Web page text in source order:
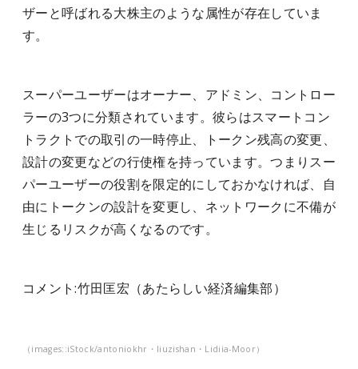
ザーと呼ばれる大株主のような属性が存在していま
す。
スーパーユーザーはオーナー、アドミン、コントロー
ラーの3つに分類されています。彼らはスマートコン
トラクトでの取引の一時停止、トークン残高の変更、
設計の変更などの行使権を持っています。つまりスー
パーユーザーの役割を限定的にしておかなければ、自
由にトークンの設計を変更し、ネットワークに不備が
生じるリスクが高くなるのです。
コメント:竹田匡宏（あたらしい経済編集部）
（ images: :iStock/antoniokhr・liuzishan・Lidiia-Moor）